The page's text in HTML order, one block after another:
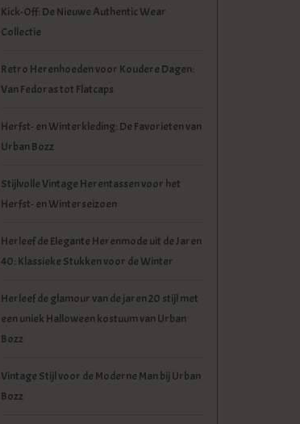
Kick-Off: De Nieuwe Authentic Wear
Collectie
Retro Herenhoeden voor Koudere Dagen:
Van Fedoras tot Flatcaps
Herfst- en Winterkleding: De Favorieten van
Urban Bozz
Stijlvolle Vintage Herentassen voor het
Herfst- en Winterseizoen
Herleef de Elegante Herenmode uit de Jaren
40: Klassieke Stukken voor de Winter
Herleef de glamour van de jaren 20 stijl met
een uniek Halloween kostuum van Urban
Bozz
Vintage Stijl voor de Moderne Man bij Urban
Bozz